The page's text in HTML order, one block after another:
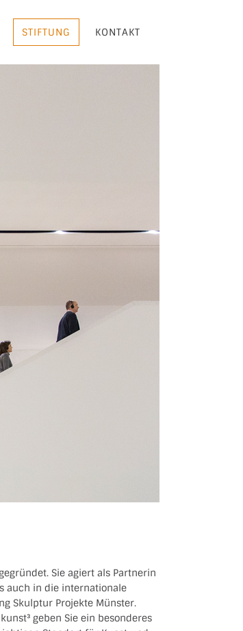
STIFTUNG KONTAKT
Sie agiert als Partnerin
auch in die internationale
Skulptur Projekte Münster.
geben Sie ein besonderes